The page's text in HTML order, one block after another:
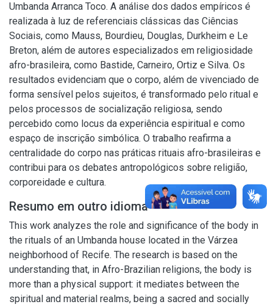
Umbanda Arranca Toco. A análise dos dados empíricos é
realizada à luz de referenciais clássicas das Ciências
Sociais, como Mauss, Bourdieu, Douglas, Durkheim e Le
Breton, além de autores especializados em religiosidade
afro-brasileira, como Bastide, Carneiro, Ortiz e Silva. Os
resultados evidenciam que o corpo, além de vivenciado de
forma sensível pelos sujeitos, é transformado pelo ritual e
pelos processos de socialização religiosa, sendo
percebido como locus da experiência espiritual e como
espaço de inscrição simbólica. O trabalho reafirma a
centralidade do corpo nas práticas rituais afro-brasileiras e
contribui para os debates antropológicos sobre religião,
corporeidade e cultura.
Resumo em outro idioma
This work analyzes the role and significance of the body in
the rituals of an Umbanda house located in the Várzea
neighborhood of Recife. The research is based on the
understanding that, in Afro-Brazilian religions, the body is
more than a physical support: it mediates between the
spiritual and material realms, being a sacred and socially